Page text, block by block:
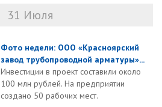
31 Июля
Фото недели: ООО «Красноярский
завод трубопроводной арматуры»...
Инвестиции в проект составили около
100 млн рублей. На предприятии
создано 50 рабочих мест.